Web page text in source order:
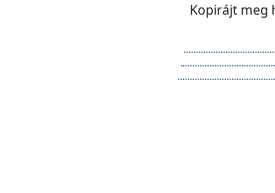
Kopirájt meg